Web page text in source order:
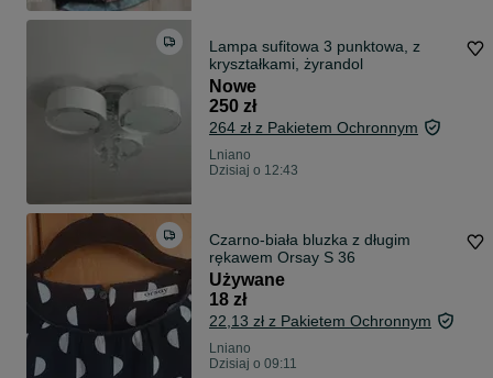
Lampa sufitowa 3 punktowa, z
kryształkami, żyrandol
Nowe
250 zł
264 zł z Pakietem Ochronnym
Lniano
Dzisiaj o 12:43
Czarno-biała bluzka z długim
rękawem Orsay S 36
Używane
18 zł
22,13 zł z Pakietem Ochronnym
Lniano
Dzisiaj o 09:11